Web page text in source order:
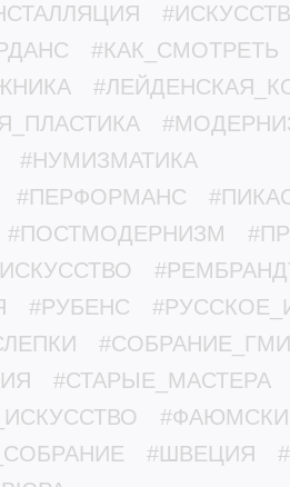
#КАК_СМОТРЕТЬ
#НУМИЗМАТИКА
#ПЕРФОРМАНС
#ПОСТМОДЕРНИЗМ
#РУБЕНС
#СТАРЫЕ_МАСТЕРА
#ШВЕЦИЯ